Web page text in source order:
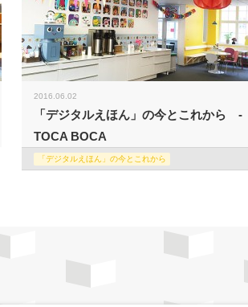
2016.06.02
「デジタルえほん」の今とこれから -
TOCA BOCA
「デジタルえほん」の今とこれから